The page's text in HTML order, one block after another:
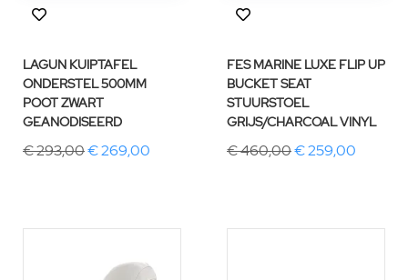
LAGUN KUIPTAFEL
ONDERSTEL 500MM
POOT ZWART
GEANODISEERD
€ 293,00€ 269,00
FES MARINE LUXE FLIP UP
BUCKET SEAT
STUURSTOEL
GRIJS/CHARCOAL VINYL
€ 460,00€ 259,00